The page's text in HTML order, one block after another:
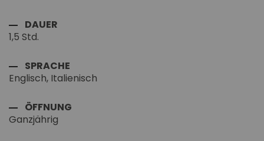
DAUER
1,5 Std.
SPRACHE
Englisch, Italienisch
ÖFFNUNG
Ganzjährig